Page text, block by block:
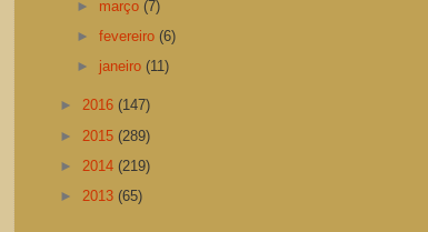
► março(7)
►fevereiro(6)
► janeiro(11)
► 2016 (147)
► 2015 (289)
► 2014 (219)
► 2013 (65)